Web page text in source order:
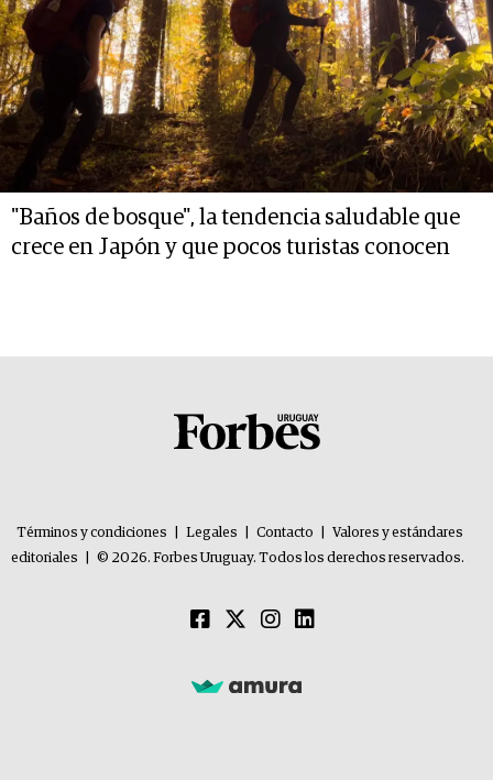
"Baños de bosque", la tendencia saludable que
crece en Japón y que pocos turistas conocen
Términos y condiciones Legales Contacto
Valores y estándares
editoriales
© 2026. Forbes Uruguay. Todos los derechos reservados.